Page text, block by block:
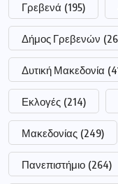
Γρεβενά (195)
Δήμος Γρεβενών
Δυτική Μακεδονία
Εκλογές (214)
Μακεδονίας (249)
Πανεπιστήμιο (264)